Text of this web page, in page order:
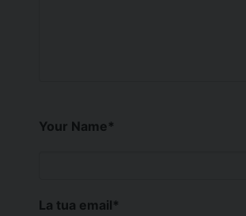
Your Name*
La tua email*